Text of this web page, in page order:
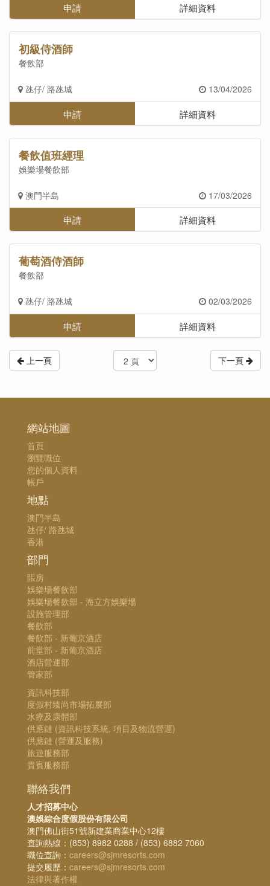
申請 詳細資料
初級侍酒師
餐飲部
氹仔/ 路氹城 13/04/2026
申請 詳細資料
餐飲值班經理
娛樂場餐飲部
澳門半島 17/03/2026
申請 詳細資料
葡萄酒侍酒師
餐飲部
氹仔/ 路氹城 02/03/2026
申請 詳細資料
上一頁 下一頁
網站地圖
首頁
瀏覽職位
您的個人資料
帳戶
地點
澳門半島
氹仔/ 路氹城
香港
部門
賬房
娛樂場餐飲部
娛樂場餐飲部 - 海立方娛樂場
設施管理部
餐飲部
餐飲部 - 新葡京酒店
前堂部 - 新葡京酒店
酒店營運部
管家部
資訊科技部
度假村臻尚市場拓展部
水療及康體部
供應鏈 (資訊科技系統, 項目及物流營運)
供應鏈 (營運及服務)
旅遊服務部
貴賓服務部
聯絡我們
人才招募中心
澳娛綜合度假股份有限公司
澳門佛山街51號新建業商業中心12樓
查詢熱線：(853) 8982 0288 / (853) 6882 7060
職位查詢： careers@sjmresorts.com
提交履歷： careers@sjmresorts.com
法律與著作權